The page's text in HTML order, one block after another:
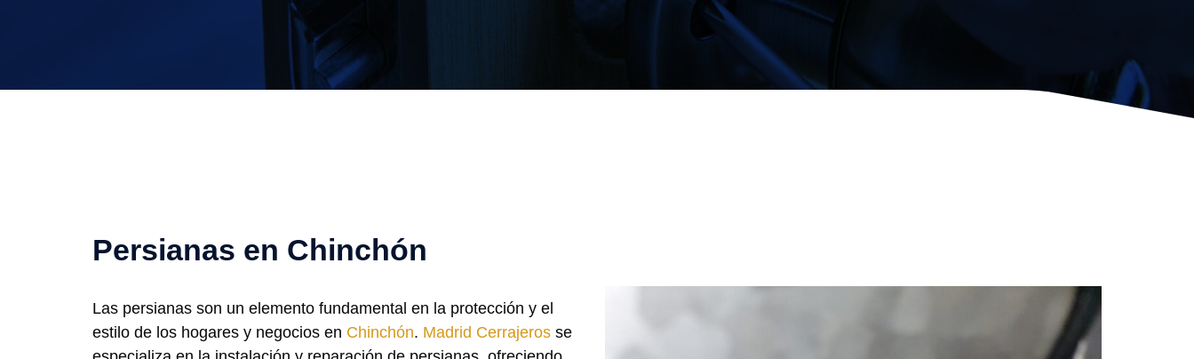
Persianas en Chinchón
Las persianas son un elemento fundamental en la protección y el
estilo de los hogares y negocios en Chinchón. Madrid Cerrajeros se